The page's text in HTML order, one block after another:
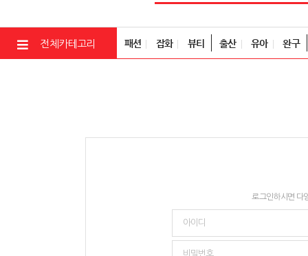
전체카테고리 패션 잡화 뷰티 출산 유아 완구
로그인하시면 다